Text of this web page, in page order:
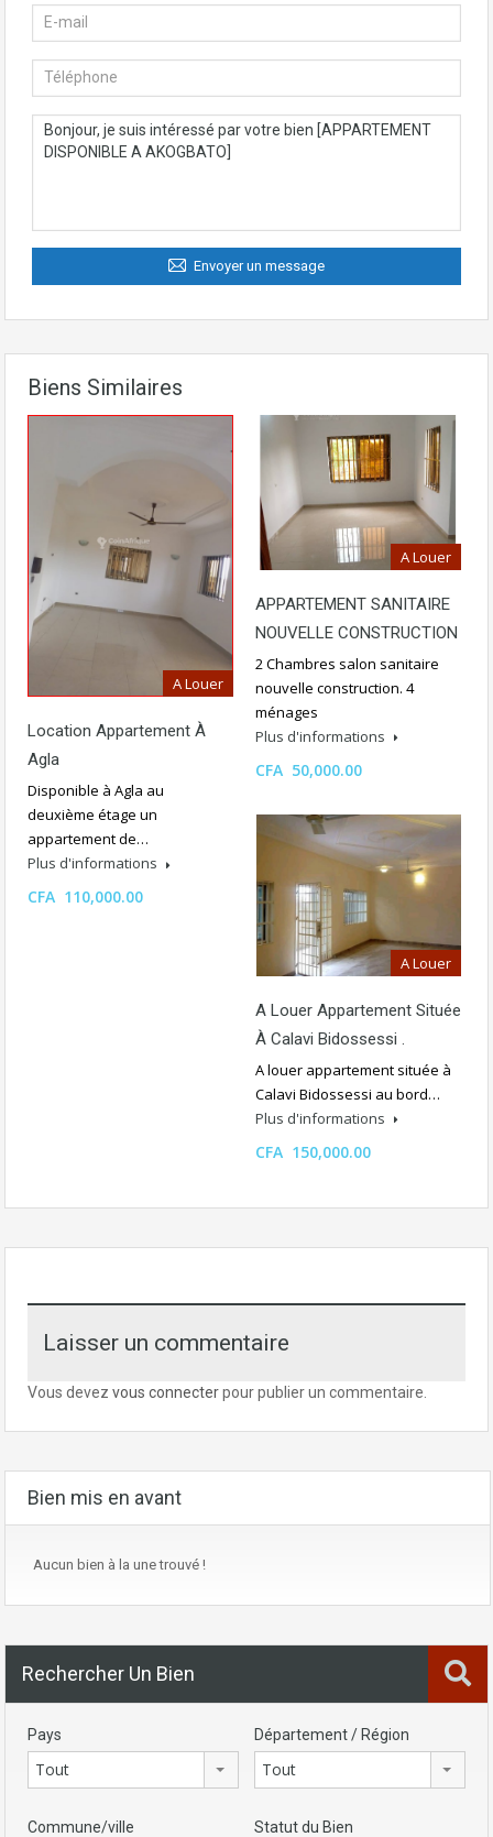
Envoyer un message
Biens Similaires
A Louer
Location Appartement À
Agla
Disponible à Agla au
deuxième étage un
appartement de…
Plus d'informations
CFA 110,000.00
A Louer
APPARTEMENT SANITAIRE
NOUVELLE CONSTRUCTION
2 Chambres salon sanitaire
nouvelle construction. 4
ménages
Plus d'informations
CFA 50,000.00
A Louer
A Louer Appartement Située
À Calavi Bidossessi .
A louer appartement située à
Calavi Bidossessi au bord…
Plus d'informations
CFA 150,000.00
Laisser un commentaire
Vous devez vous connecterpour publier un commentaire.
Bien mis en avant
Aucun bien à la une trouvé !
Rechercher Un Bien
Pays
Tout
Département / Région
Tout
Commune/ville Statut du Bien